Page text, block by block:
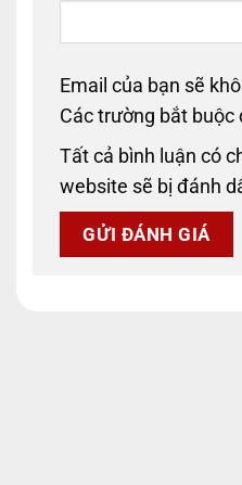
Email của bạn sẽ
Các trường bắt buộc
Tất cả bình luận có
website sẽ bị đánh